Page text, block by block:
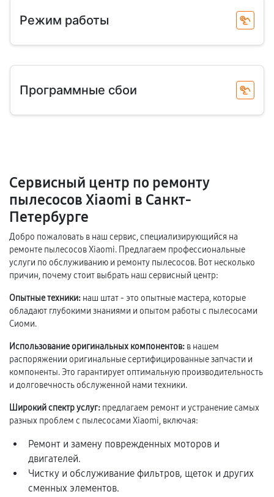
Режим работы
Программные сбои
Сервисный центр по ремонту
пылесосов Xiaomi в Санкт-
Петербурге
Добро пожаловать в наш сервис, специализирующийся на
ремонте пылесосов Xiaomi. Предлагаем профессиональные
услуги по обслуживанию и ремонту пылесосов. Вот несколько
причин, почему стоит выбрать наш сервисный центр:
Опытные техники: наш штат - это опытные мастера, которые
обладают глубокими знаниями и опытом работы с пылесосами
Сиоми.
Использование оригинальных компонентов: в нашем
распоряжении оригинальные сертифицированные запчасти и
компоненты. Это гарантирует оптимальную производительность
и долговечность обслуженной нами техники.
Широкий спектр услуг: предлагаем ремонт и устранение самых
разных проблем с пылесосами Xiaomi, включая:
Ремонт и замену поврежденных моторов и
двигателей.
Чистку и обслуживание фильтров, щеток и других
сменных элементов.